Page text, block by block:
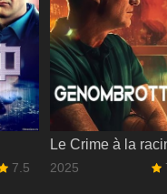
7.5
Le Crime à la
2025